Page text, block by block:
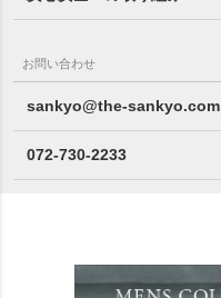
お問い合わせ
sankyo@the-sankyo.com
072-730-2233